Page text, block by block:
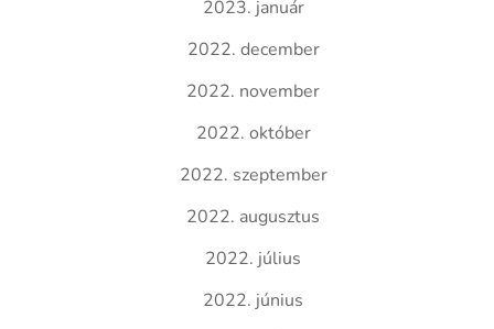
2023. január
2022. december
2022. november
2022. október
2022. szeptember
2022. augusztus
2022. július
2022. június